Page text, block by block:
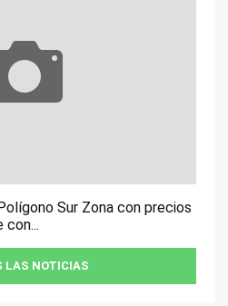
Sur Zona con precios
con...
LAS NOTICIAS